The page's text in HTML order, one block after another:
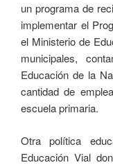
un programa de
implementar el
el Ministerio de
municipales,
Educación de la
cantidad de
escuela primaria.
Otra política
Educación Vial